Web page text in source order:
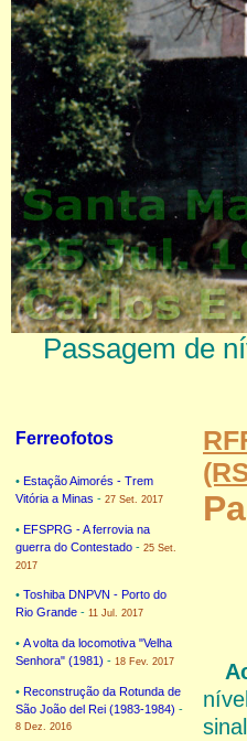
Passagem de
Ferreofotos
• Estação Aimorés - Trem
Vitória a Minas - 27 Set. 2017
• EFSPRG - A ferrovia na
guerra do Contestado - 25 Set.
2017
• Toshiba DNPVN - Porto do
Rio Grande - 11 Jul. 2017
• A volta da locomotiva "Velha
Senhora" (1981) - 18 Fev. 2017
• Reconstrução da Rotunda de
São João del Rei (1983-1984) -
8 Dez. 2016